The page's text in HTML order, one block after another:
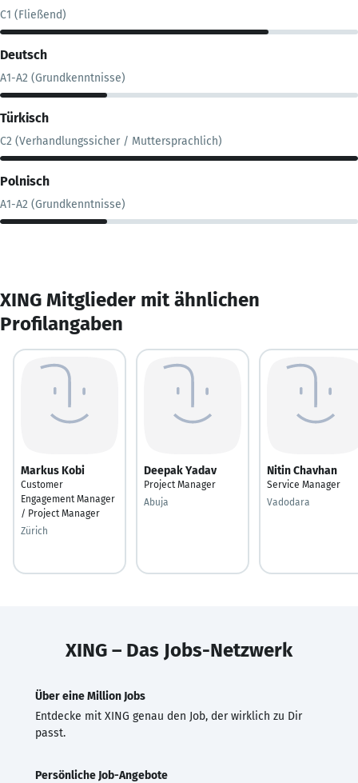
C1 (Fließend)
Deutsch
A1-A2 (Grundkenntnisse)
Türkisch
C2 (Verhandlungssicher / Muttersprachlich)
Polnisch
A1-A2 (Grundkenntnisse)
XING Mitglieder mit ähnlichen
Profilangaben
Markus Kobi
Customer
Engagement Manager
/ Project Manager
Zürich
Deepak Yadav
Project Manager
Abuja
Nitin Chavhan
Service Manager
Vadodara
XING – Das Jobs-Netzwerk
Über eine Million Jobs
Entdecke mit XING genau den Job, der wirklich zu Dir
passt.
Persönliche Job-Angebote